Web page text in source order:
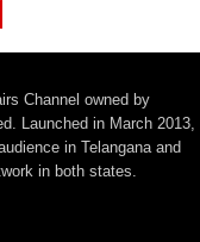
Channel owned by
Launched in March 2013,
in Telangana and
in both states.